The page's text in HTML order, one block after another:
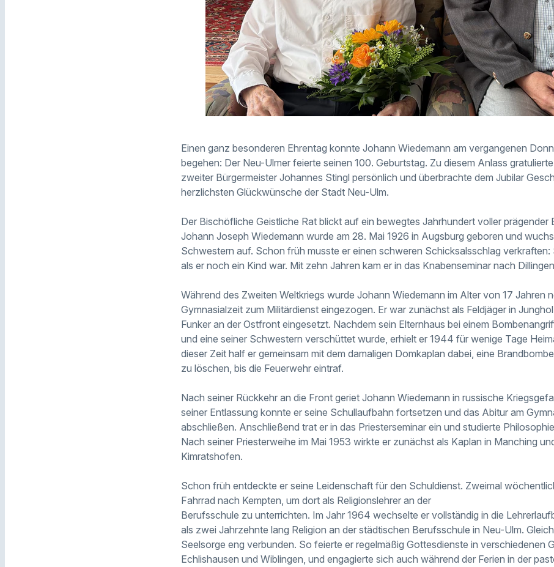
Einen ganz besonderen Ehrentag konnte Johann Wiedemann am vergangenen
begehen: Der Neu-Ulmer feierte seinen 100. Geburtstag. Zu diesem Anlass
zweiter Bürgermeister Johannes Stingl persönlich und überbrachte dem Jubilar
herzlichsten Glückwünsche der Stadt Neu-Ulm.
Der Bischöfliche Geistliche Rat blickt auf ein bewegtes Jahrhundert voller prägender
Johann Joseph Wiedemann wurde am 28. Mai 1926 in Augsburg geboren und
Schwestern auf. Schon früh musste er einen schweren Schicksalsschlag verkraften:
als er noch ein Kind war. Mit zehn Jahren kam er in das Knabenseminar nach
Während des Zweiten Weltkriegs wurde Johann Wiedemann im Alter von 17 Jahren
Gymnasialzeit zum Militärdienst eingezogen. Er war zunächst als Feldjäger in
Funker an der Ostfront eingesetzt. Nachdem sein Elternhaus bei einem
und eine seiner Schwestern verschüttet wurde, erhielt er 1944 für wenige Tage
dieser Zeit half er gemeinsam mit dem damaligen Domkaplan dabei, eine
zu löschen, bis die Feuerwehr eintraf.
Nach seiner Rückkehr an die Front geriet Johann Wiedemann in russische
seiner Entlassung konnte er seine Schullaufbahn fortsetzen und das Abitur am
abschließen. Anschließend trat er in das Priesterseminar ein und studierte
Nach seiner Priesterweihe im Mai 1953 wirkte er zunächst als Kaplan in Manching
Kimratshofen.
Schon früh entdeckte er seine Leidenschaft für den Schuldienst. Zweimal
Fahrrad nach Kempten, um dort als Religionslehrer an der
Berufsschule zu unterrichten. Im Jahr 1964 wechselte er vollständig in die
als zwei Jahrzehnte lang Religion an der städtischen Berufsschule in Neu-Ulm.
Seelsorge eng verbunden. So feierte er regelmäßig Gottesdienste in verschiedenen
Echlishausen und Wiblingen, und engagierte sich auch während der Ferien in der